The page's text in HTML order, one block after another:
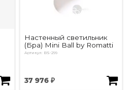
Настенный светильник
(Бра) Mini Ball by Romatti
Артикул: BS-299
37 976 ₽